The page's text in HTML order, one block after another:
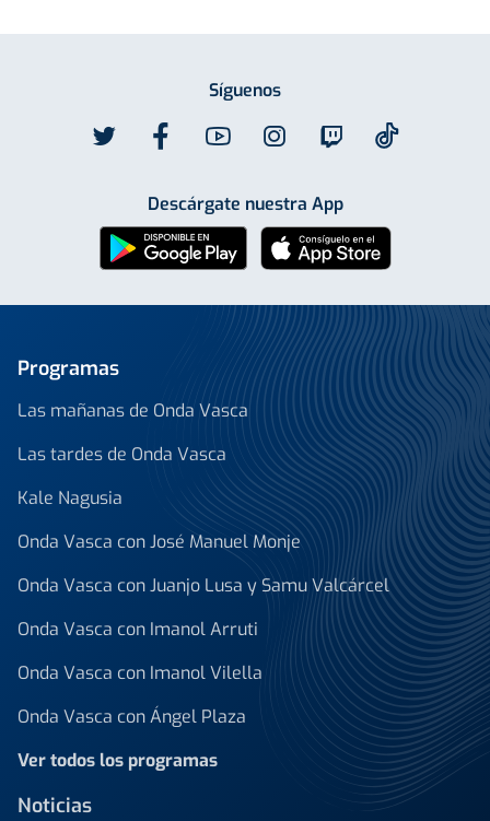
Síguenos
Descárgate nuestra App
Programas
Las mañanas de Onda Vasca
Las tardes de Onda Vasca
Kale Nagusia
Onda Vasca con José Manuel Monje
Onda Vasca con Juanjo Lusa y Samu Valcárcel
Onda Vasca con Imanol Arruti
Onda Vasca con Imanol Vilella
Onda Vasca con Ángel Plaza
Ver todos los programas
Noticias